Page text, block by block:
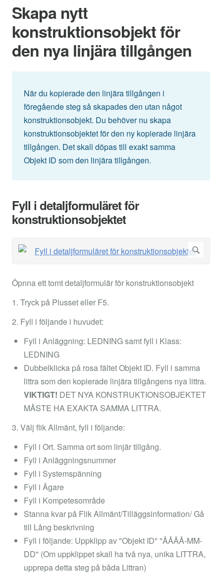
Skapa nytt
konstruktionsobjekt för
den nya linjära tillgången
När du kopierade den linjära tillgången i
föregående steg så skapades den utan något
konstruktionsobjekt. Du behöver nu skapa
konstruktionsobjektet för den ny kopierade linjära
tillgången. Det skall döpas till exakt samma
Objekt ID som den linjära tillgången.
Fyll i detaljformuläret för
konstruktionsobjektet
Öpnna ett tomt detaljformulär för konstruktionsobjekt
1. Tryck på Plusset eller F5.
2. Fyll i följande i huvudet:
Fyll i Anläggning: LEDNING samt fyll i Klass:
LEDNING
Dubbelklicka på rosa fältet Objekt ID. Fyll i samma
littra som den kopierade linjära tillgångens nya littra.
VIKTIGT! DET NYA KONSTRUKTIONSOBJEKTET
MÅSTE HA EXAKTA SAMMA LITTRA.
3. Välj flik Allmänt, fyll i följande:
Fyll i Ort. Samma ort som linjär tillgång.
Fyll i Anläggningsnummer
Fyll i Systemspänning
Fyll i Ägare
Fyll i Kompetesområde
Stanna kvar på Flik Allmänt/Tilläggsinformation/ Gå
till Lång beskrivning
Fyll i följande: Uppklipp av "Objekt ID" "ÅÅÅÅ-MM-
DD" (Om uppklippet skall ha två nya, unika LITTRA,
upprepa detta steg på båda Littran)